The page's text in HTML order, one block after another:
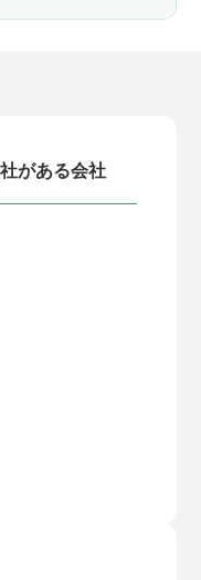
がある会社